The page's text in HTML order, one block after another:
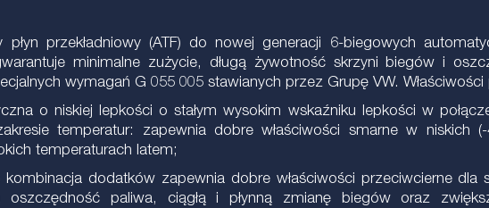
płyn przekładniowy (ATF) do nowej generacji 6-biegowych
minimalne zużycie, długą żywotność skrzyni biegów i
wymagań G 055 005 stawianych przez Grupę VW. Właściwości
o niskiej lepkości o stałym wysokim wskaźniku lepkości w
temperatur: zapewnia dobre właściwości smarne w
temperaturach latem;
dodatków zapewnia dobre właściwości przeciwcierne dla
paliwa, ciągłą i płynną zmianę biegów oraz